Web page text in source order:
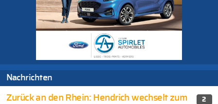
Nachrichten
2
Zurück an den Rhein: Hendrich wechselt zum